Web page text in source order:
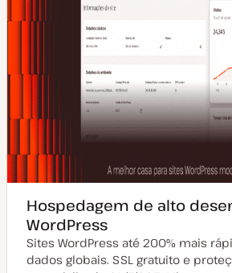
Hospedagem de alto
WordPress
Sites WordPress até 200% mais
dados globais. SSL gratuito e